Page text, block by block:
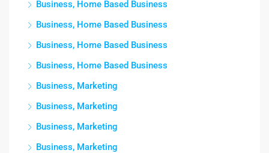
Business, Home Based Business
Business, Home Based Business
Business, Home Based Business
Business, Home Based Business
Business, Marketing
Business, Marketing
Business, Marketing
Business, Marketing